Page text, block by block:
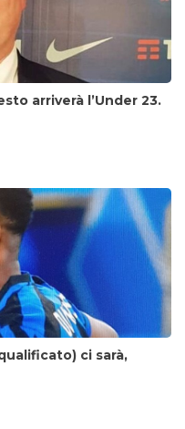
arriverà l’Under 23.
ci sarà,